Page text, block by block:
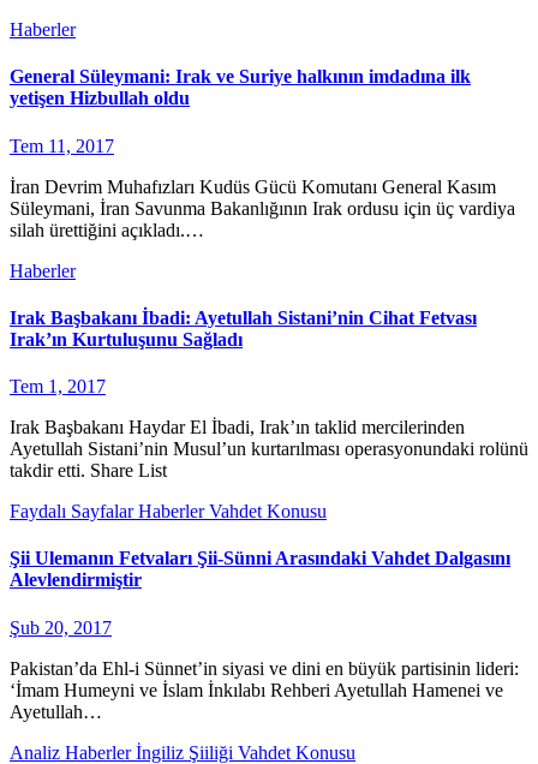
Haberler
General Süleymani: Irak ve Suriye halkının imdadına ilk
yetişen Hizbullah oldu
Tem 11, 2017
İran Devrim Muhafızları Kudüs Gücü Komutanı General Kasım
Süleymani, İran Savunma Bakanlığının Irak ordusu için üç vardiya
silah ürettiğini açıkladı.…
Haberler
Irak Başbakanı İbadi: Ayetullah Sistani’nin Cihat Fetvası
Irak’ın Kurtuluşunu Sağladı
Tem 1, 2017
Irak Başbakanı Haydar El İbadi, Irak’ın taklid mercilerinden
Ayetullah Sistani’nin Musul’un kurtarılması operasyonundaki rolünü
takdir etti. Share List
Faydalı SayfalarHaberlerVahdet Konusu
Şii Ulemanın Fetvaları Şii-Sünni Arasındaki Vahdet Dalgasını
Alevlendirmiştir
Şub 20, 2017
Pakistan’da Ehl-i Sünnet’in siyasi ve dini en büyük partisinin lideri:
‘İmam Humeyni ve İslam İnkılabı Rehberi Ayetullah Hamenei ve
Ayetullah…
Analiz Haberlerİngiliz Şiiliği Vahdet Konusu